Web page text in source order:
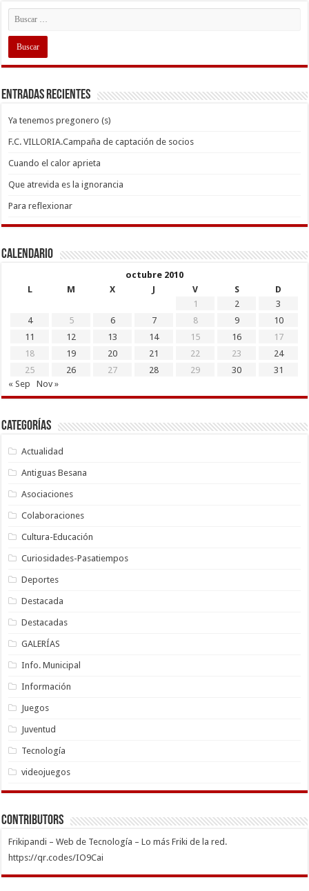
Entradas recientes
Ya tenemos pregonero (s)
F.C. VILLORIA.Campaña de captación de socios
Cuando el calor aprieta
Que atrevida es la ignorancia
Para reflexionar
Calendario
octubre 2010
L
M X J V S
D
1
2
3
4
5 6 7 8 9
10
11
12 13 14 15 16
17
18
19 20 21 22 23
24
25
26 27 28 29 30
31
« Sep
Nov »
Categorías
Actualidad
Antiguas Besana
Asociaciones
Colaboraciones
Cultura-Educación
Curiosidades-Pasatiempos
Deportes
Destacada
Destacadas
GALERÍAS
Info. Municipal
Información
Juegos
Juventud
Tecnología
videojuegos
Contributors
Frikipandi – Web de Tecnología – Lo más Friki de la red.
https://qr.codes/IO9Cai